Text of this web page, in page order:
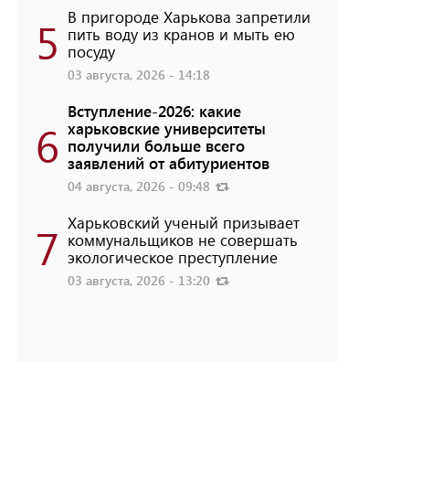
5 В пригороде Харькова запретили
пить воду из кранов и мыть ею
посуду
03 августа, 2026 - 14:18
6
Вступление-2026: какие
харьковские университеты
получили больше всего
заявлений от абитуриентов
04 августа, 2026 - 09:48
7 Харьковский ученый призывает
коммунальщиков не совершать
экологическое преступление
03 августа, 2026 - 13:20